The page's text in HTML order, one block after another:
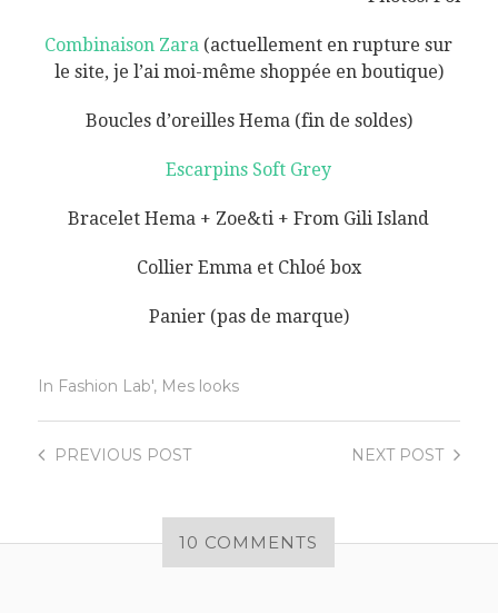
Combinaison Zara (actuellement en rupture sur
le site, je l’ai moi-même shoppée en boutique)
Boucles d’oreilles Hema (fin de soldes)
Escarpins Soft Grey
Bracelet Hema + Zoe&ti + From Gili Island
Collier Emma et Chloé box
Panier (pas de marque)
In Fashion Lab', Mes looks
NEXTPOST
PREVIOUS POST
10 COMMENTS